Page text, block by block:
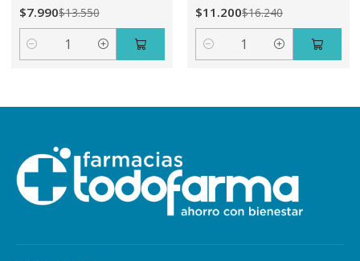
$7.990$13.550
Cantidad
$11.200$16.240
Cantidad